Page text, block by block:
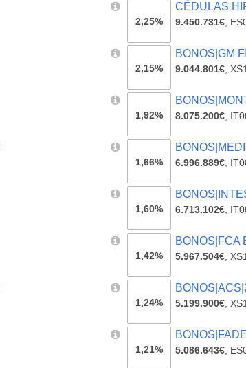
2,25%
CÉDULAS
9.450.731€,
2,15%
BONOS|GM
9.044.801€,
1,92% 8.075.200€,
1,66% 6.996.889€,
1,60% 6.713.102€,
1,42%
BONOS|FCA
5.967.504€,
1,24% 5.199.900€,
1,21% 5.086.643€,